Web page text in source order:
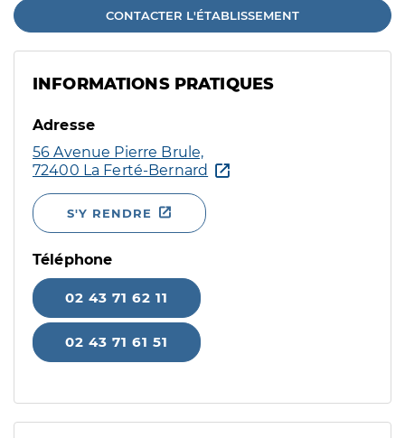
CONTACTER L'ÉTABLISSEMENT
INFORMATIONS PRATIQUES
Adresse
56 Avenue Pierre Brule,
72400 La Ferté-Bernard
S'Y RENDRE
Téléphone
02 43 71 62 11
02 43 71 61 51